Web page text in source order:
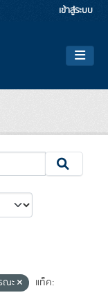
เข้าสู่ระบบ
ณะ
แท็ค: